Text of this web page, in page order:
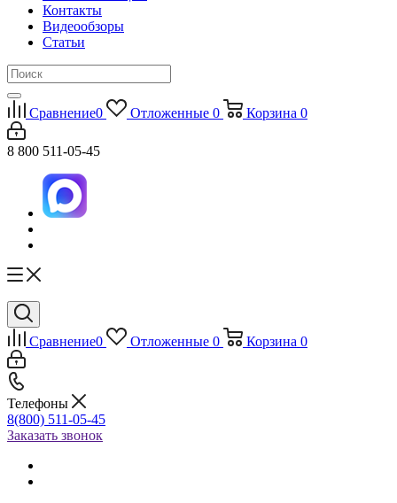
Контакты
Видеообзоры
Статьи
Сравнение0 Отложенные 0 Корзина 0
8 800 511-05-45
Сравнение0 Отложенные 0 Корзина 0
Телефоны
8(800) 511-05-45
Заказать звонок